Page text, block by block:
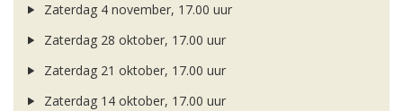
Zaterdag 4 november, 17.00 uur
Zaterdag 28 oktober, 17.00 uur
Zaterdag 21 oktober, 17.00 uur
Zaterdag 14 oktober, 17.00 uur